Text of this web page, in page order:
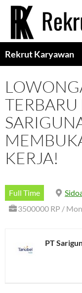
Langsung
Rekrut Karyawan
KERJA!
Full Time
3500000 RP /
PT